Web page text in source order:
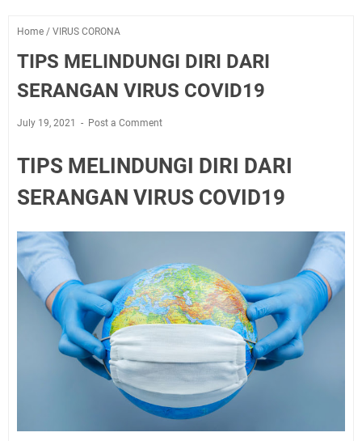
Home / VIRUS CORONA
TIPS MELINDUNGI DIRI DARI
SERANGAN VIRUS COVID19
July 19, 2021 Post a Comment
TIPS MELINDUNGI DIRI DARI
SERANGAN VIRUS COVID19